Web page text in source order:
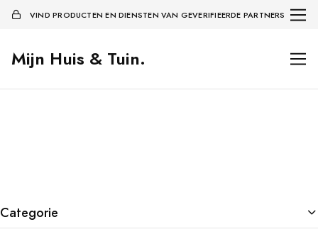
VIND PRODUCTEN EN DIENSTEN VAN GEVERIFIEERDE PARTNERS
Mijn Huis & Tuin.
Categorie